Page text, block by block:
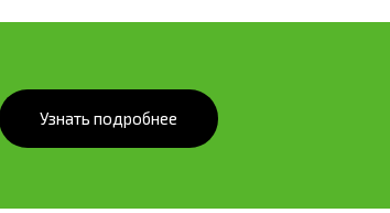
Узнать подробнее